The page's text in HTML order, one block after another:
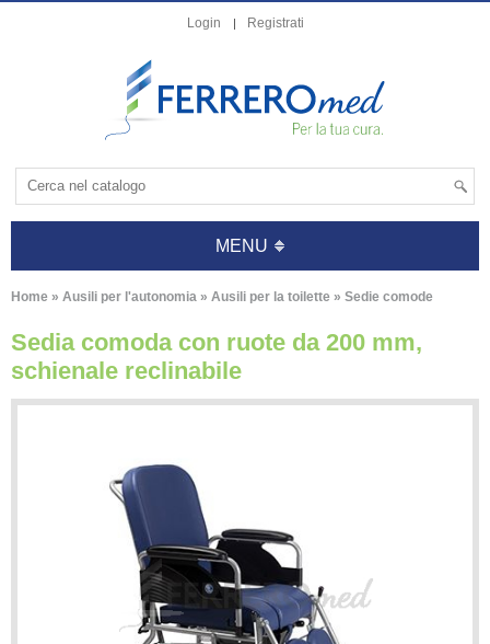
Login Registrati
MENU
Home » Ausili per l'autonomia » Ausili per la toilette » Sedie comode
Sedia comoda con ruote da 200 mm,
schienale reclinabile